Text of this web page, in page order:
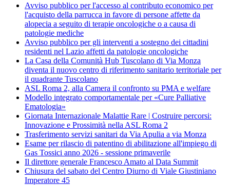
Avviso pubblico per l'accesso al contributo economico per
l'acquisto della parrucca in favore di persone affette da
alopecia a seguito di terapie oncologiche o a causa di
patologie mediche
Avviso pubblico per gli interventi a sostegno dei cittadini
residenti nel Lazio affetti da patologie oncologiche
La Casa della Comunità Hub Tuscolano di Via Monza
diventa il nuovo centro di riferimento sanitario territoriale per
il quadrante Tuscolano
ASL Roma 2, alla Camera il confronto su PMA e welfare
Modello integrato comportamentale per «Cure Palliative
Ematologia»
Giornata Internazionale Malattie Rare | Costruire percorsi:
Innovazione e Prossimità nella ASL Roma 2
Trasferimento servizi sanitari da Via Apulia a via Monza
Esame per rilascio di patentino di abilitazione all'impiego di
Gas Tossici anno 2026 - sessione primaverile
Il direttore generale Francesco Amato al Data Summit
Chiusura del sabato del Centro Diurno di Viale Giustiniano
Imperatore 45